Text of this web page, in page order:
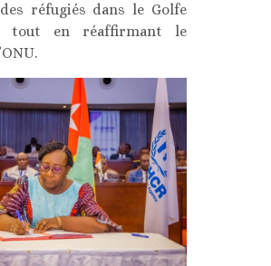
réfugiés dans le Golfe
tout en réaffirmant le